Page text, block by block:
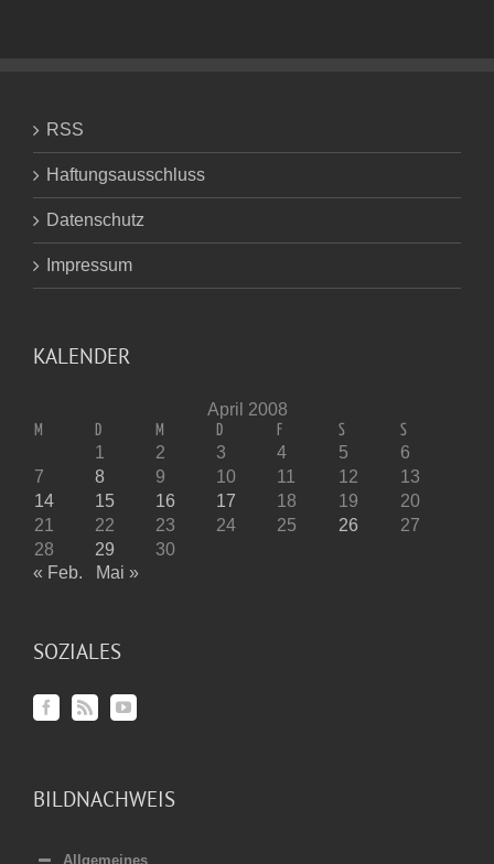
RSS
Haftungsausschluss
Datenschutz
Impressum
KALENDER
April 2008
M D M D F S S
1 2 3 4 5
6
7
8 9 10 11 12
13
14
15 16 17 18 19
20
21
22 23 24 25 26
27
28
29
30
« Feb.
Mai »
SOZIALES
BILDNACHWEIS
Allgemeines